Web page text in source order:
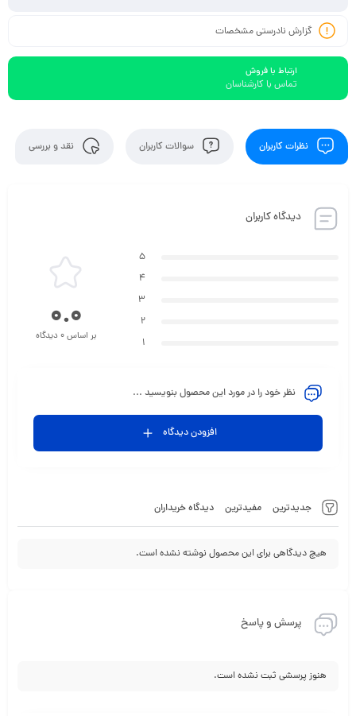
گزارش نادرستی مشخصات
ارتباط با فروش
تماس با کارشناسان
نظرات کاربران سوالات کاربران نقد و بررسی
دیدگاه کاربران
جدیدترین مفیدترین دیدگاه خریداران
هیچ دیدگاهی برای این محصول نوشته نشده است.
5
4
3
2
1
0.0
بر اساس 0 دیدگاه
نظر خود را در مورد این محصول بنویسید ...
افزودن دیدگاه
پرسش و پاسخ
هنوز پرسشی ثبت نشده است.